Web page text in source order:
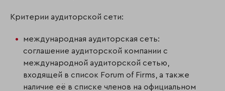
Критерии аудиторской сети:
международная аудиторская сеть:
соглашение аудиторской компании с
международной аудиторской сетью,
входящей в список Forum of Firms, а также
наличие её в списке членов на официальном